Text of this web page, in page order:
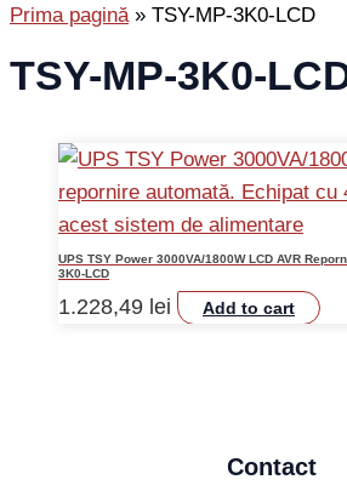
Prima pagină» TSY-MP-3K0-LCD
TSY-MP-3K0-
UPS TSY Power 3000VA/1800W LCD AVR
3K0-LCD
1.228,49 lei Add to cart
Contact